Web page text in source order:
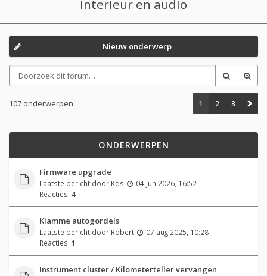
Interieur en audio
Nieuw onderwerp
107 onderwerpen 1 2 3
ONDERWERPEN
Firmware upgrade
Laatste bericht door Kds
04 jun 2026, 16:52
Reacties: 4
Klamme autogordels
Laatste bericht door Robert
07 aug 2025, 10:28
Reacties: 1
Instrument cluster / Kilometerteller vervangen